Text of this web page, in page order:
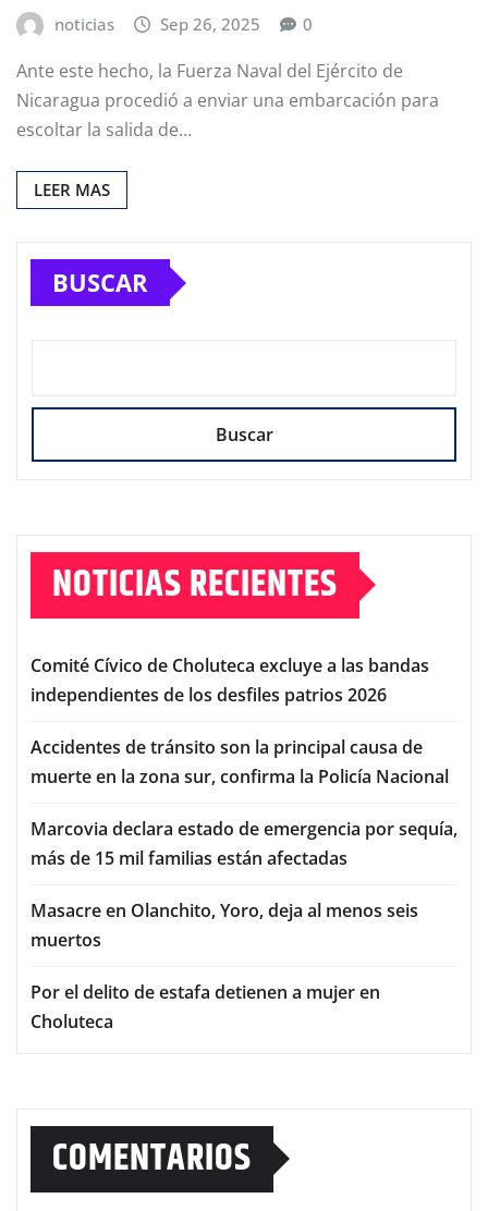
noticias Sep 26, 2025 0
Ante este hecho, la Fuerza Naval del Ejército de
Nicaragua procedió a enviar una embarcación para
escoltar la salida de…
LEER MAS
BUSCAR
Buscar
NOTICIAS RECIENTES
Comité Cívico de Choluteca excluye a las bandas
independientes de los desfiles patrios 2026
Accidentes de tránsito son la principal causa de
muerte en la zona sur, confirma la Policía Nacional
Marcovia declara estado de emergencia por sequía,
más de 15 mil familias están afectadas
Masacre en Olanchito, Yoro, deja al menos seis
muertos
Por el delito de estafa detienen a mujer en
Choluteca
COMENTARIOS